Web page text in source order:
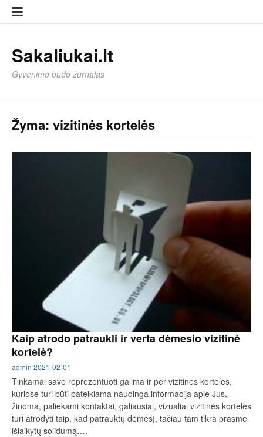
prie
Page
Page
Sakaliukai.lt
Gyvenimo būdo žurnalas
Žyma: vizitinės kortelės
Kaip atrodo patraukli ir verta dėmesio vizitinė
kortelė?
admin 2021-02-01
Tinkamai save reprezentuoti galima ir per vizitines korteles,
kuriose turi būti pateikiama naudinga informacija apie Jus,
žinoma, paliekami kontaktai, galiausiai, vizualiai vizitinės kortelės
turi atrodyti taip, kad patrauktų dėmesį, tačiau tam tikra prasme
išlaikytų solidumą….